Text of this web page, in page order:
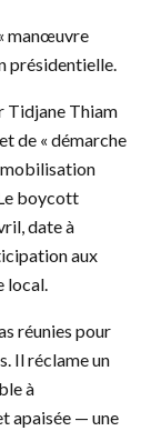
manœuvre
présidentielle.
Tidjane Thiam
de « démarche
mobilisation
boycott
date à
aux
local.
réunies pour
Il réclame un
à
apaisée — une